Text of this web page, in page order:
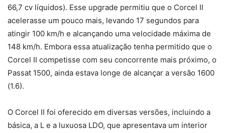
66,7 cv líquidos). Esse upgrade permitiu que o Corcel II
acelerasse um pouco mais, levando 17 segundos para
atingir 100 km/h e alcançando uma velocidade máxima de
148 km/h. Embora essa atualização tenha permitido que o
Corcel II competisse com seu concorrente mais próximo, o
Passat 1500, ainda estava longe de alcançar a versão 1600
(1.6).
O Corcel II foi oferecido em diversas versões, incluindo a
básica, a L e a luxuosa LDO, que apresentava um interior